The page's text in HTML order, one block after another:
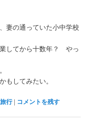
妻の通っていた小中学校
してから十数年？ やっ
もしてみたい。
行 | コメントを残す